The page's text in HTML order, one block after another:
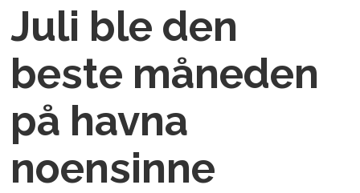
Juli ble den
beste måneden
på havna
noensinne